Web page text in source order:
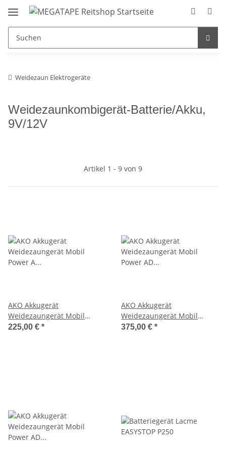
Weidezaun Elektrogeräte
Weidezaunkombigerät-Batterie/Akku,
9V/12V
Artikel 1 - 9 von 9
AKO Akkugerät
Weidezaungerät Mobil
Power A 1200, 9V-12V, 1,4 J
225,00 € *
AKO Akkugerät
Weidezaungerät Mobil
Power AD 2000, 9V-12V, 0,5-
375,00 € *